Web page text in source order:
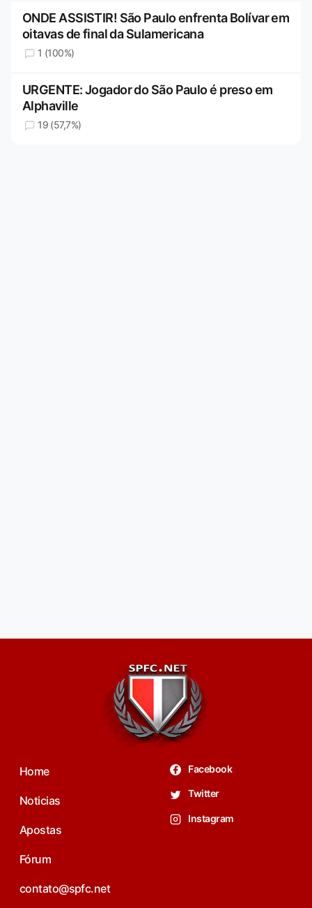
ONDE ASSISTIR! São Paulo enfrenta Bolívar em
oitavas de final da Sulamericana
1 (100%)
URGENTE: Jogador do São Paulo é preso em
Alphaville
19 (57,7%)
Home
Noticias
Apostas
Fórum
contato@spfc.net
Facebook
Twitter
Instagram